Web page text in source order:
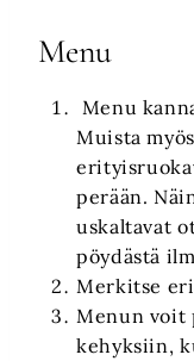
Menu
Menu
Muista
perään.
uskaltavat
pöydästä
Merkitse
Menun voit
kehyksiin,